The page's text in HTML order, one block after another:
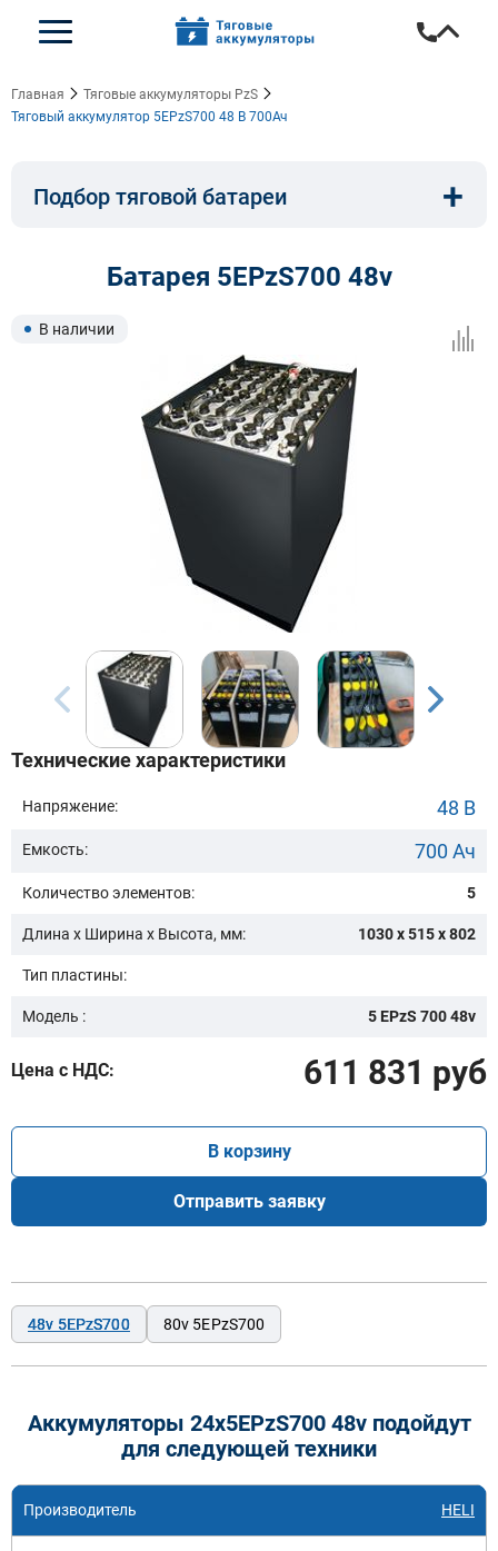
Главная
Тяговые аккумуляторы PzS
Тяговый аккумулятор 5EPzS700 48 В 700Ач
Подбор тяговой батареи
Тип:
Высота, мм:
Модель:
Сначала выберите бренд
Очистить подбор
+
Батарея 5EPzS700 48v
В наличии
Технические характеристики
Напряжение: 48 В
Емкость: 700 Ач
Количество элементов: 5
Длина х Ширина х Высота, мм: 1030 x 515 x 802
Тип пластины:
Модель : 5 EPzS 700 48v
Цена с НДС: 611 831 руб
В корзину
Отправить заявку
48v 5EPzS700 80v 5EPzS700
Аккумуляторы 24x5EPzS700 48v подойдут
для следующей техники
HELI